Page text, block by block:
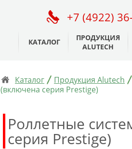
+7 (4922)
КАТАЛОГ
ПРОДУКЦИЯ
ALUTECH
Каталог Продукция Alutech
(включена серия Prestige)
Роллетные
серия Prestige)